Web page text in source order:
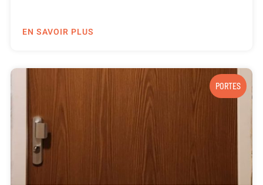
EN SAVOIR PLUS
PORTES